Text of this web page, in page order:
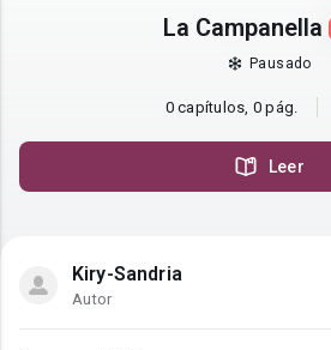
La Campanella
Pausado
0 capítulos, 0 pág.
Leer
Kiry-Sandria
Autor